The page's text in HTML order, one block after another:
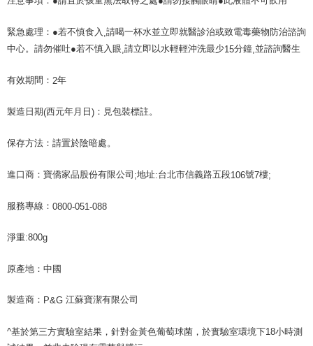
mempunyai sebarang kebimbangan mengenai pemprosesan dan
penggunaan pada data peribadi. Jika anda tidak bersetuju dengan data
peribadi yang disenaraikan seperti di atas akan dikumpul dan digunakan
緊急處理：●若不慎食入 請喝一杯水並立即就醫診治或致電毒藥物防治諮詢
中心。請勿催吐●若不慎入眼,請立即以水輕輕沖洗最少15分鐘,並諮詢醫生
有效期間： 2年
製造日期(西元年月日 ) ：見包裝標註。
保存方法：請置於陰暗處。
進口商：寶僑家品股份有限公司 ;地址:台北市信義路五段106號7樓;
服務專線： 0800-051-088
淨重:800g
原產地：中國
製造商： P&G 江蘇寶潔有限公司
^基於第三方實驗室結果，針對金黃色葡萄球菌，於實驗室環境下18小時測